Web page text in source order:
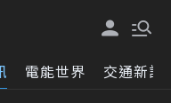
電能世界 交通新訊